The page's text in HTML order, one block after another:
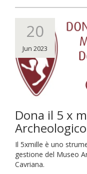
20
Jun 2023
Dona il 5 x
Il 5xmille è uno
gestione del Museo
Cavriana.